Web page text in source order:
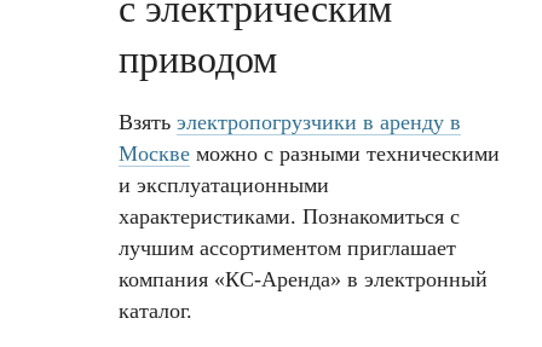
приводом
Взять электропогрузчики в аренду в
Москве можно с разными техническими
и эксплуатационными
характеристиками. Познакомиться с
лучшим ассортиментом приглашает
компания «КС-Аренда» в электронный
каталог.